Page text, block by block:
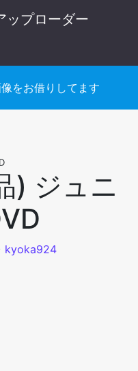
ップローダー
をお借りしてます
) ジュニ
kyoka924